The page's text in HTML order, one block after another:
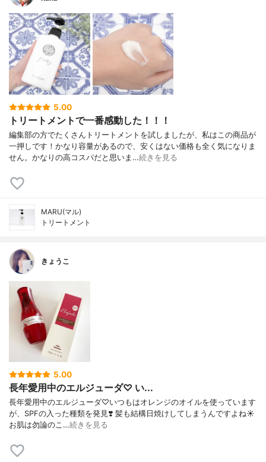
5.00
トリートメントで一番感動した！！！
編集部の方でたくさんトリートメントを試しましたが、私はこの商品が
一押しです！かなり容量があるので、安くはない価格も全く気になりま
せん。かなりの高コスパだと思いま…続きを見る
MARU(マル)
トリートメント
きょうこ
5.00
長年愛用中のエルジューダ♡ い...
長年愛用中のエルジューダ♡いつもはオレンジのオイルを使っています
が、SPFの入った種類を発見❣️ 髪も結構日焼けしてしまうんですよね☀️
お肌は勿論のこ…続きを見る